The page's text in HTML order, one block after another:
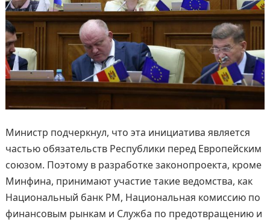
Министр подчеркнул, что эта инициатива является
частью обязательств Республики перед Европейским
союзом. Поэтому в разработке законопроекта, кроме
Минфина, принимают участие такие ведомства, как
Национальный банк РМ, Национальная комиссию по
финансовым рынкам и Служба по предотвращению и